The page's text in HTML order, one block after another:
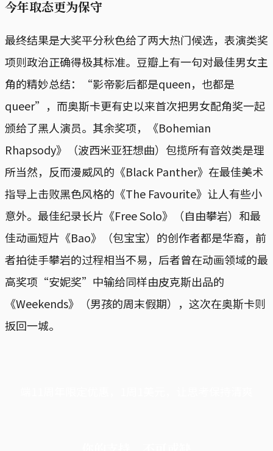
今年取态更为保守
最终结果是大奖平分秋色给了两大热门候选，表演类奖
项则政治正确得极其标准。豆瓣上有一句对最佳男女主
角的精妙总结：“影帝影后都是queen，也都是
queer”，而奥斯卡更有史以来首次把男女配角奖一起
颁给了黑人演员。其余奖项，《Bohemian
Rhapsody》（波西米亚狂想曲）包揽所有音效类是理
所当然，反而漫威风的《Black Panther》在最佳美术
指导上击败黑色风格的《The Favourite》让人有些小
意外。最佳纪录长片《Free Solo》（自由攀岩）和最
佳动画短片《Bao》（包宝宝）的创作者都是华裔，前
者拍徒手攀岩的过程相当不易，后者曾在动画领域的最
高奖项“安妮奖”中输给同样由皮克斯出品的
《Weekends》（男孩的周末假期），这次在奥斯卡则
扳回一城。